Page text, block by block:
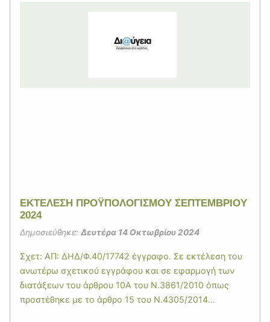
ΕΚΤΕΛΕΣΗ ΠΡΟΫΠΟΛΟΓΙΣΜΟΥ ΣΕΠΤΕΜΒΡΙΟΥ
2024
Δημοσιεύθηκε: Δευτέρα 14 Οκτωβρίου 2024
Σχετ: ΑΠ: ΔΗΔ/Φ.40/17742 έγγραφο. Σε εκτέλεση του
ανωτέρω σχετικού εγγράφου και σε εφαρμογή των
διατάξεων του άρθρου 10Α του Ν.3861/2010 όπως
προστέθηκε με το άρθρο 15 του Ν.4305/2014...